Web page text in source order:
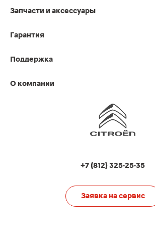
Запчасти и аксессуары
Гарантия
Поддержка
О компании
+7 (812) 325-25-35
Заявка на сервис